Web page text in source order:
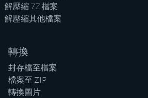
解壓縮 7Z 檔案
解壓縮其他檔案
轉換
封存檔至檔案
檔案至 ZIP
轉換圖片